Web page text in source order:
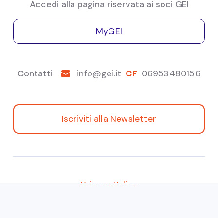
Accedi alla pagina riservata ai soci GEI
MyGEI
Contatti info@gei.it CF 06953480156
Iscriviti alla Newsletter
Privacy Policy